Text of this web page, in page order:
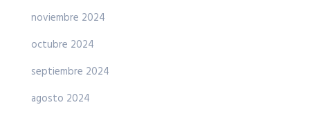
noviembre 2024
octubre 2024
septiembre 2024
agosto 2024